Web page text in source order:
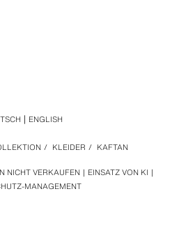
NICHT VERKAUFEN
EINSATZ VON KI
MANAGEMENT
/ KLEIDER / KAFTAN
ENGLISH